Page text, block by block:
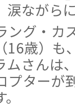
涙ながら
ング・カ
16歳）も
ムさんは
プターが